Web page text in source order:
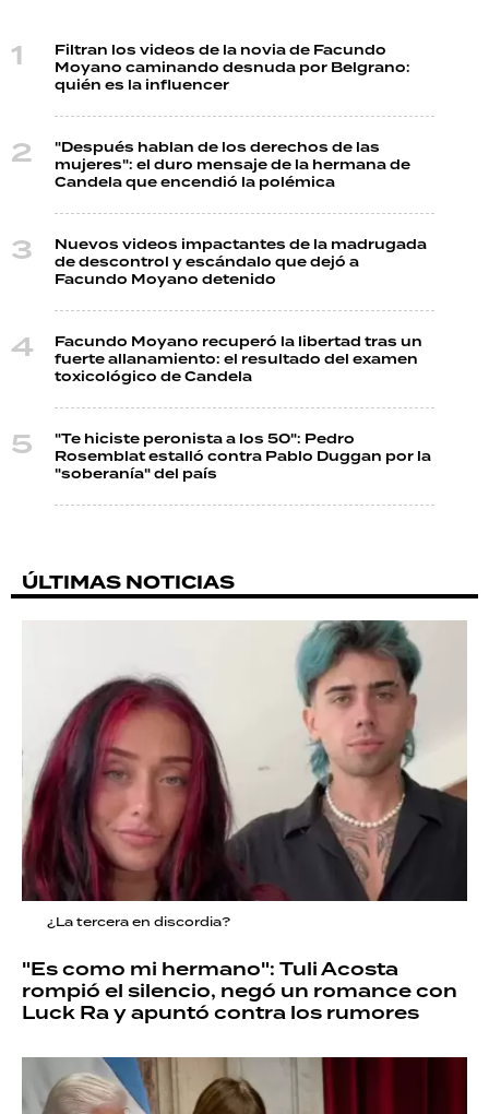
Filtran los videos de la novia de Facundo
Moyano caminando desnuda por Belgrano:
quién es la influencer
"Después hablan de los derechos de las
mujeres": el duro mensaje de la hermana de
Candela que encendió la polémica
Nuevos videos impactantes de la madrugada
de descontrol y escándalo que dejó a
Facundo Moyano detenido
Facundo Moyano recuperó la libertad tras un
fuerte allanamiento: el resultado del examen
toxicológico de Candela
"Te hiciste peronista a los 50": Pedro
Rosemblat estalló contra Pablo Duggan por la
"soberanía" del país
ÚLTIMAS NOTICIAS
¿La tercera en discordia?
"Es como mi hermano": Tuli Acosta
rompió el silencio, negó un romance con
Luck Ra y apuntó contra los rumores